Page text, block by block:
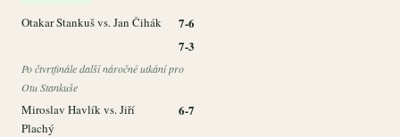
Otakar Stankuš vs. Jan Čihák
7-6
7-3
Po čtvrtfinále další náročné utkání pro
Otu Stankuše
Miroslav Havlík vs. Jiří
Plachý
6-7